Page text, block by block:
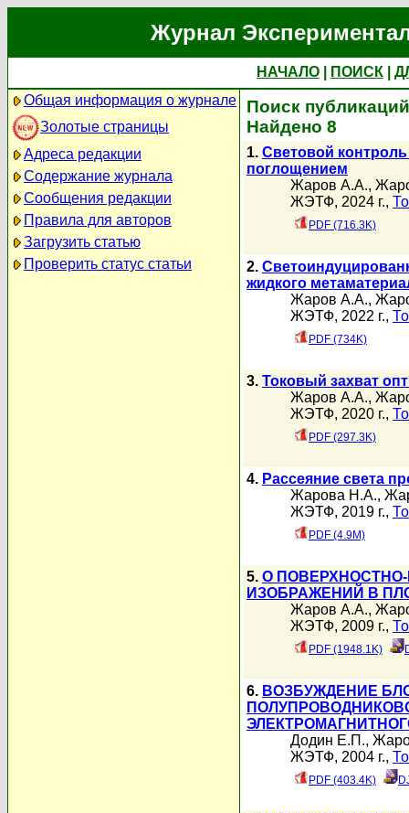
Журнал
НАЧАЛО ПОИСК
Общая информация о журнале
Золотые страницы
Адреса редакции
Содержание журнала
Сообщения редакции
Правила для авторов
Загрузить статью
Проверить статус статьи
Поиск
Найдено 8
1. Световой
поглощением
Жаров А.А.,
ЖЭТФ, 2024 г.,
PDF (716.3K)
2.
жидкого
Жаров А.А.,
ЖЭТФ, 2022 г.,
PDF (734K)
3. Токовый захват
Жаров А.А.,
ЖЭТФ, 2020 г.,
PDF (297.3K)
4. Рассеяние света
Жарова Н.А.,
ЖЭТФ, 2019 г.,
PDF (4.9M)
5. О
ИЗОБРАЖЕНИЙ В
Жаров А.А.,
ЖЭТФ, 2009 г.,
PDF (1948.1K)
6. ВОЗБУЖДЕНИЕ
Додин Е.П.,
ЖЭТФ, 2004 г.,
PDF (403.4K)